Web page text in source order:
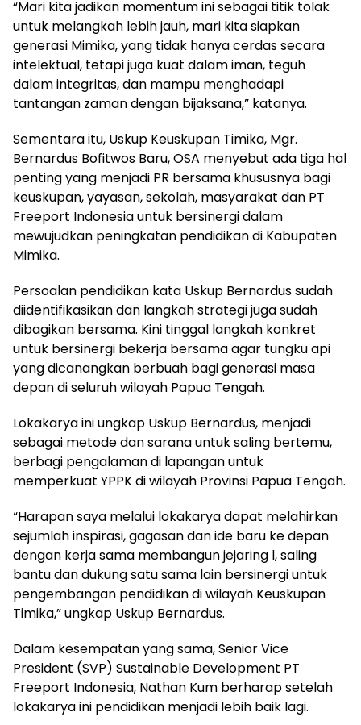
“Mari kita jadikan momentum ini sebagai titik tolak
untuk melangkah lebih jauh, mari kita siapkan
generasi Mimika, yang tidak hanya cerdas secara
intelektual, tetapi juga kuat dalam iman, teguh
dalam integritas, dan mampu menghadapi
tantangan zaman dengan bijaksana,” katanya.
Sementara itu, Uskup Keuskupan Timika, Mgr.
Bernardus Bofitwos Baru, OSA menyebut ada tiga hal
penting yang menjadi PR bersama khususnya bagi
keuskupan, yayasan, sekolah, masyarakat dan PT
Freeport Indonesia untuk bersinergi dalam
mewujudkan peningkatan pendidikan di Kabupaten
Mimika.
Persoalan pendidikan kata Uskup Bernardus sudah
diidentifikasikan dan langkah strategi juga sudah
dibagikan bersama. Kini tinggal langkah konkret
untuk bersinergi bekerja bersama agar tungku api
yang dicanangkan berbuah bagi generasi masa
depan di seluruh wilayah Papua Tengah.
Lokakarya ini ungkap Uskup Bernardus, menjadi
sebagai metode dan sarana untuk saling bertemu,
berbagi pengalaman di lapangan untuk
memperkuat YPPK di wilayah Provinsi Papua Tengah.
“Harapan saya melalui lokakarya dapat melahirkan
sejumlah inspirasi, gagasan dan ide baru ke depan
dengan kerja sama membangun jejaring l, saling
bantu dan dukung satu sama lain bersinergi untuk
pengembangan pendidikan di wilayah Keuskupan
Timika,” ungkap Uskup Bernardus.
Dalam kesempatan yang sama, Senior Vice
President (SVP) Sustainable Development PT
Freeport Indonesia, Nathan Kum berharap setelah
lokakarya ini pendidikan menjadi lebih baik lagi.